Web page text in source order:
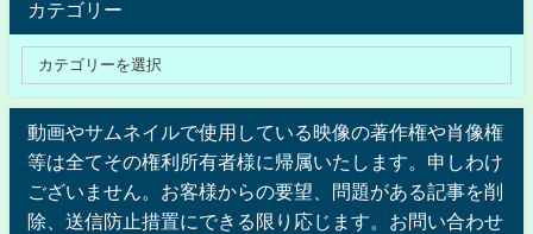
カテゴリー
動画やサムネイルで使用している映像の著作権や肖像権
等は全てその権利所有者様に帰属いたします。申しわけ
ございません。お客様からの要望、問題がある記事を削
除、送信防止措置にできる限り応じます。お問い合わせ